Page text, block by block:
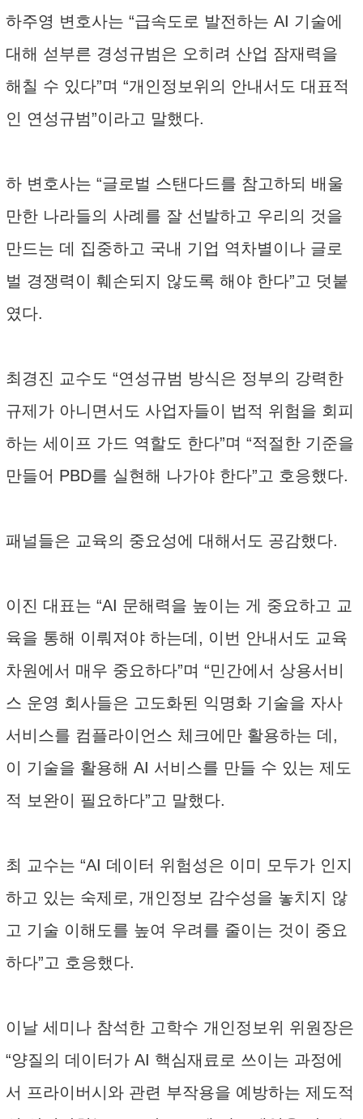
하주영 변호사는 “급속도로 발전하는 AI 기술에
대해 섣부른 경성규범은 오히려 산업 잠재력을
해칠 수 있다”며 “개인정보위의 안내서도 대표적
인 연성규범”이라고 말했다.
하 변호사는 “글로벌 스탠다드를 참고하되 배울
만한 나라들의 사례를 잘 선발하고 우리의 것을
만드는 데 집중하고 국내 기업 역차별이나 글로
벌 경쟁력이 훼손되지 않도록 해야 한다”고 덧붙
였다.
최경진 교수도 “연성규범 방식은 정부의 강력한
규제가 아니면서도 사업자들이 법적 위험을 회피
하는 세이프 가드 역할도 한다”며 “적절한 기준을
만들어 PBD를 실현해 나가야 한다”고 호응했다.
패널들은 교육의 중요성에 대해서도 공감했다.
이진 대표는 “AI 문해력을 높이는 게 중요하고 교
육을 통해 이뤄져야 하는데, 이번 안내서도 교육
차원에서 매우 중요하다”며 “민간에서 상용서비
스 운영 회사들은 고도화된 익명화 기술을 자사
서비스를 컴플라이언스 체크에만 활용하는 데,
이 기술을 활용해 AI 서비스를 만들 수 있는 제도
적 보완이 필요하다”고 말했다.
최 교수는 “AI 데이터 위험성은 이미 모두가 인지
하고 있는 숙제로, 개인정보 감수성을 놓치지 않
고 기술 이해도를 높여 우려를 줄이는 것이 중요
하다”고 호응했다.
이날 세미나 참석한 고학수 개인정보위 위원장은
“양질의 데이터가 AI 핵심재료로 쓰이는 과정에
서 프라이버시와 관련 부작용을 예방하는 제도적